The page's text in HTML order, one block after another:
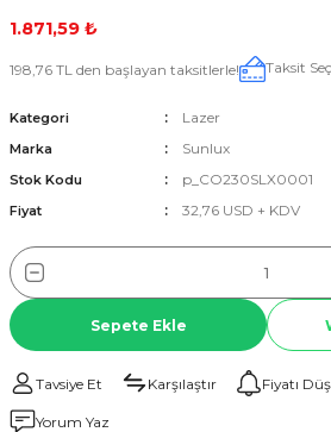
1.871,59 ₺
198,76 TL den başlayan taksitlerle! Taksit
Kategori Lazer
Marka Sunlux
Stok Kodu p_CO230SLX0001
Fiyat 32,76 USD + KDV
Sepete Ekle
Tavsiye Et Karşılaştır Fiyatı
Yorum Yaz